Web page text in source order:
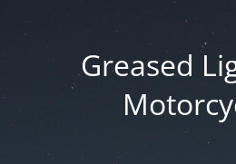
Greased